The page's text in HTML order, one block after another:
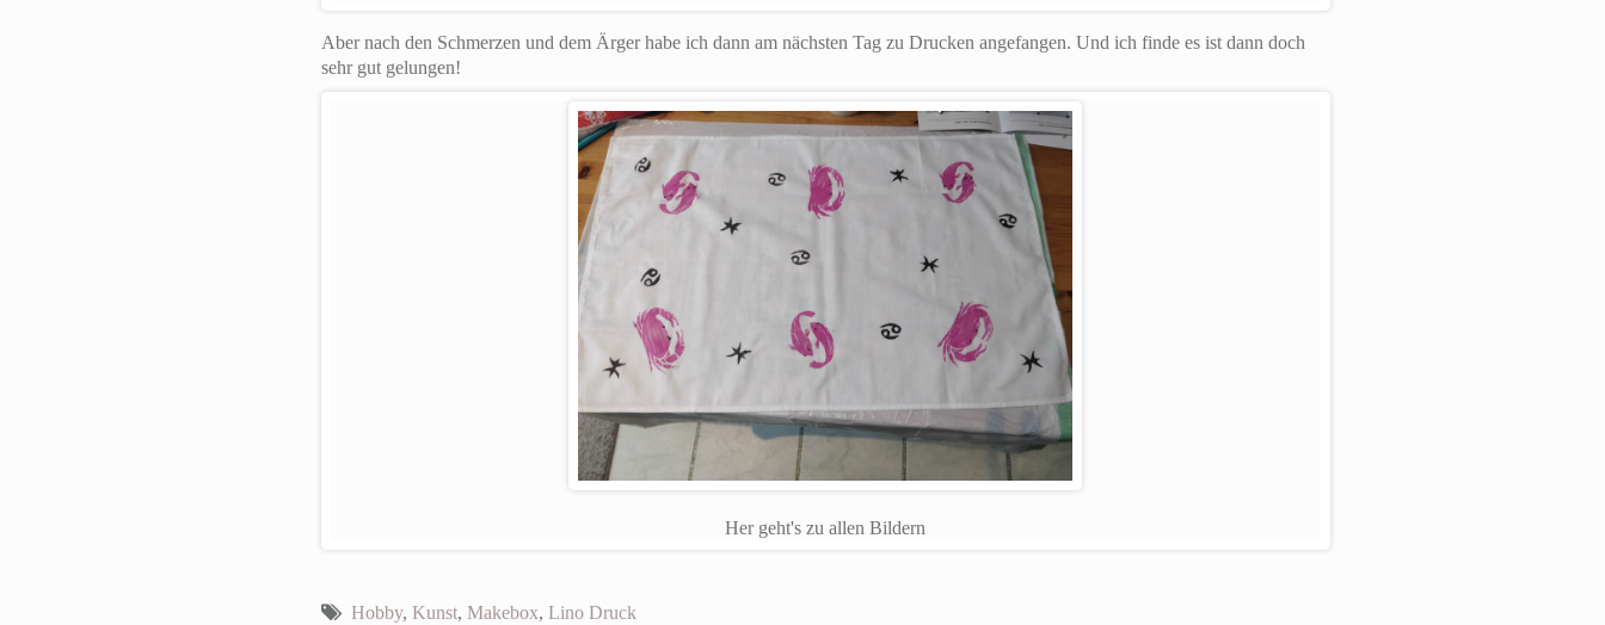
Aber nach den Schmerzen und dem Ärger habe ich dann am nächsten Tag zu Drucken angefangen. Und ich finde es ist dann doch
sehr gut gelungen!
Her geht's zu allen Bildern
Hobby, Kunst, Makebox, Lino Druck